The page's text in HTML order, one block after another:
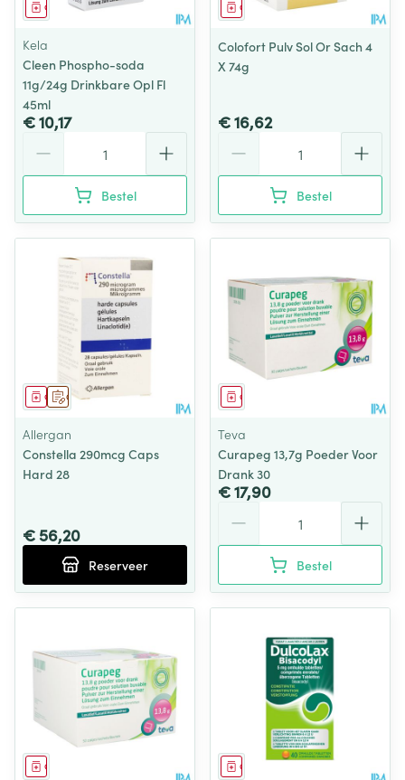
Geneesmiddel
Kela
Cleen Phospho-soda
11g/24g Drinkbare Opl Fl
45ml
€ 10,17
Bestel
Geneesmiddel
Colofort Pulv Sol Or Sach 4
X 74g
€ 16,62
Bestel
Op voorschrift
Geneesmiddel
Allergan
Constella 290mcg Caps
Hard 28
€ 56,20
Reserveer
Geneesmiddel
Teva
Curapeg 13,7g Poeder Voor
Drank 30
€ 17,90
Bestel
Geneesmiddel Geneesmiddel